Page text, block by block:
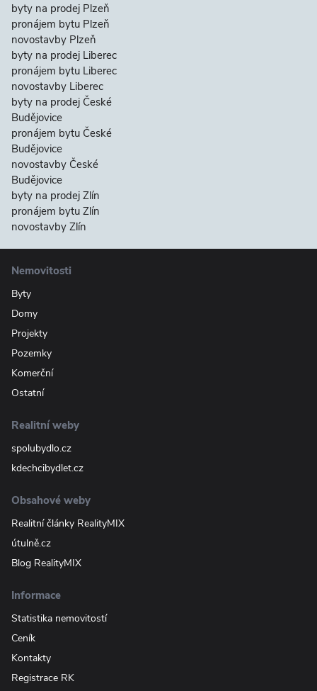
byty na prodej Plzeň
pronájem bytu Plzeň
novostavby Plzeň
byty na prodej Liberec
pronájem bytu Liberec
novostavby Liberec
byty na prodej České
Budějovice
pronájem bytu České
Budějovice
novostavby České
Budějovice
byty na prodej Zlín
pronájem bytu Zlín
novostavby Zlín
Nemovitosti
Byty
Domy
Projekty
Pozemky
Komerční
Ostatní
Realitní weby
spolubydlo.cz
kdechcibydlet.cz
Obsahové weby
Realitní články RealityMIX
útulně.cz
Blog RealityMIX
Informace
Statistika nemovitostí
Ceník
Kontakty
Registrace RK